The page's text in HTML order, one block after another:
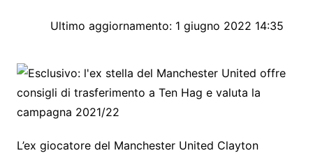
Ultimo aggiornamento: 1 giugno 2022 14:35
L’ex giocatore del Manchester United Clayton